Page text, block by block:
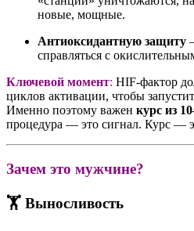
новые, мощные.
Антиоксидантную защиту
справляться с
Ключевой момент: HIF-фактор
циклов активации, чтобы
Именно поэтому важен курс из
процедура — это сигнал. Курс —
Зачем это мужчине?
🏋️ Выносливость